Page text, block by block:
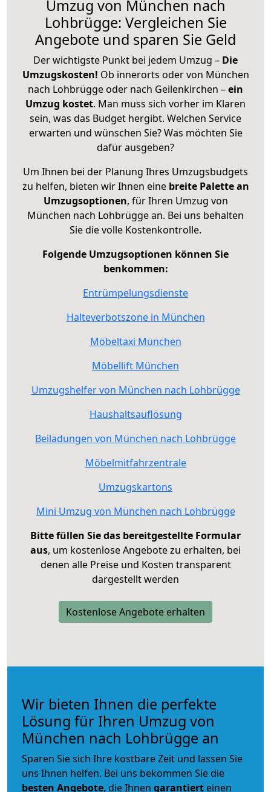
Umzug von München nach
Lohbrügge: Vergleichen Sie
Angebote und sparen Sie Geld
Der wichtigste Punkt bei jedem Umzug – Die
Umzugskosten! Ob innerorts oder von München
nach Lohbrügge oder nach Geilenkirchen –ein
Umzug kostet. Man muss sich vorher im Klaren
sein, was das Budget hergibt. Welchen Service
erwarten und wünschen Sie? Was möchten Sie
dafür ausgeben?
Um Ihnen bei der Planung Ihres Umzugsbudgets
zu helfen, bieten wir Ihnen eine breite Palette an
Umzugsoptionen, für Ihren Umzug von
München nach Lohbrügge an. Bei uns behalten
Sie die volle Kostenkontrolle.
Folgende Umzugsoptionen können Sie
benkommen:
Entrümpelungsdienste
Halteverbotszone in München
Möbeltaxi München
Möbellift München
Umzugshelfer von München nach Lohbrügge
Haushaltsauflösung
Beiladungen von München nach Lohbrügge
Möbelmitfahrzentrale
Umzugskartons
Mini Umzug von München nach Lohbrügge
Bitte füllen Sie das bereitgestellte Formular
aus, um kostenlose Angebote zu erhalten, bei
denen alle Preise und Kosten transparent
dargestellt werden
Kostenlose Angebote erhalten
Wir bieten Ihnen die perfekte
Lösung für Ihren Umzug von
München nach Lohbrügge an
Sparen Sie sich Ihre kostbare Zeit und lassen Sie
uns Ihnen helfen. Bei uns bekommen Sie die
besten Angebote, die Ihnen garantiert einen